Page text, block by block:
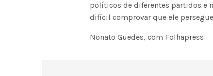
políticos de diferentes partidos e
difícil comprovar que ele
Nonato Guedes, com Folhapress